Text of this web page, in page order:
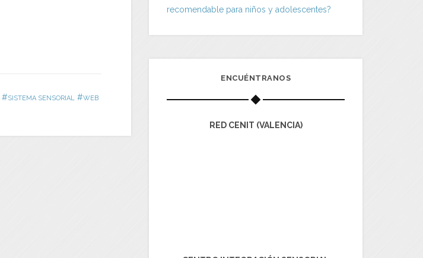
#SISTEMA SENSORIAL #WEB
recomendable para niños y adolescentes?
ENCUÉNTRANOS
RED CENIT (VALENCIA)